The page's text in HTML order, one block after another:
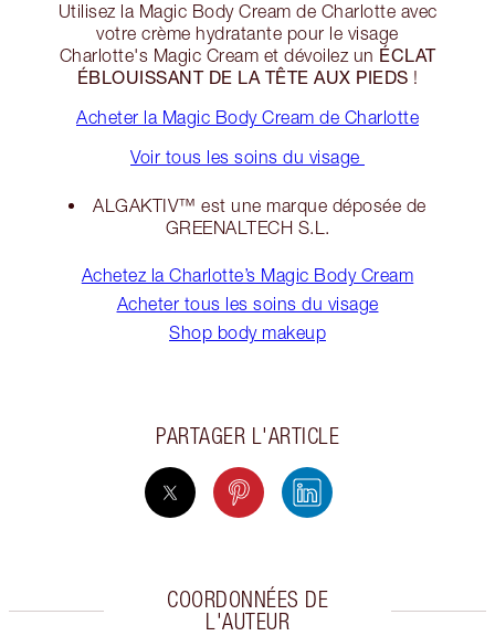
Utilisez la Magic Body Cream de Charlotte avec
votre crème hydratante pour le visage
Charlotte's Magic Cream et dévoilez un ÉCLAT
ÉBLOUISSANT DE LA TÊTE AUX PIEDS !
Acheter la Magic Body Cream de Charlotte
Voir tous les soins du visage
ALGAKTIV™ est une marque déposée de
GREENALTECH S.L.
Achetez la Charlotte’s Magic Body Cream
Acheter tous les soins du visage
Shop body makeup
PARTAGER L'ARTICLE
COORDONNÉES DE
L'AUTEUR